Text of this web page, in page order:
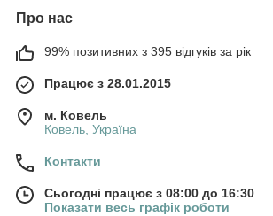
Про нас
99% позитивних з 395 відгуків за рік
Працює з 28.01.2015
м. Ковель
Ковель, Україна
Контакти
Сьогодні працює з 08:00 до 16:30
Показати весь графік роботи